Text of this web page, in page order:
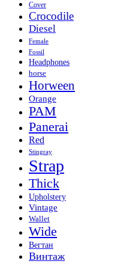
Cover
Crocodile
Diesel
Female
Fossil
Headphones
horse
Horween
Orange
PAM
Panerai
Red
Stingray
Strap
Thick
Upholstery
Vintage
Wallet
Wide
Вегтан
Винтаж